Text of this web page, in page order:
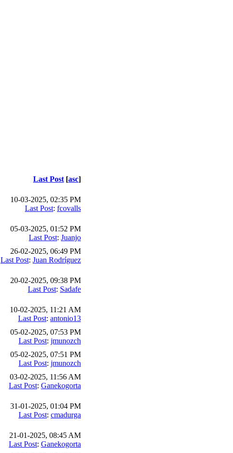
Last Post [asc]
10-03-2025, 02:35 PM
Last Post: fcovalls
05-03-2025, 01:52 PM
Last Post: Juanjo
26-02-2025, 06:49 PM
Last Post: Juan Rodríguez
20-02-2025, 09:38 PM
Last Post: Sadafe
10-02-2025, 11:21 AM
Last Post: antonio13
05-02-2025, 07:53 PM
Last Post: jmunozch
05-02-2025, 07:51 PM
Last Post: jmunozch
03-02-2025, 11:56 AM
Last Post: Ganekogorta
31-01-2025, 01:04 PM
Last Post: cmadurga
21-01-2025, 08:45 AM
Last Post: Ganekogorta